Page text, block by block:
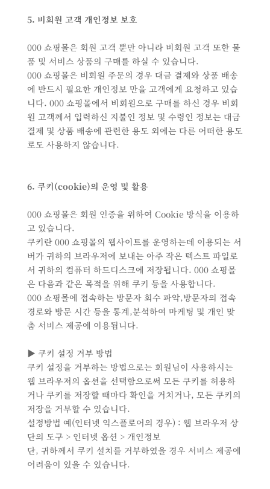
5. 비회원 고객 개인정보 보호
000 쇼핑몰은 회원 고객 뿐만 아니라 비회원 고객 또한 물
품 및 서비스 상품의 구매를 하실 수 있습니다.
000 쇼핑몰은 비회원 주문의 경우 대금 결제와 상품 배송
에 반드시 필요한 개인정보 만을 고객에게 요청하고 있습
니다. 000 쇼핑몰에서 비회원으로 구매를 하신 경우 비회
원 고객께서 입력하신 지불인 정보 및 수령인 정보는 대금
결제 및 상품 배송에 관련한 용도 외에는 다른 어떠한 용도
로도 사용하지 않습니다.
6. 쿠키(cookie)의 운영 및 활용
000 쇼핑몰은 회원 인증을 위하여 Cookie 방식을 이용하
고 있습니다.
쿠키란 000 쇼핑몰의 웹사이트를 운영하는데 이용되는 서
버가 귀하의 브라우저에 보내는 아주 작은 텍스트 파일로
서 귀하의 컴퓨터 하드디스크에 저장됩니다. 000 쇼핑몰
은 다음과 같은 목적을 위해 쿠키 등을 사용합니다.
000 쇼핑몰에 접속하는 방문자 회수 파악,방문자의 접속
경로와 방문 시간 등을 통계,분석하여 마케팅 및 개인 맞
춤 서비스 제공에 이용됩니다.
▶ 쿠키 설정 거부 방법
쿠키 설정을 거부하는 방법으로는 회원님이 사용하시는
웹 브라우저의 옵션을 선택함으로써 모든 쿠키를 허용하
거나 쿠키를 저장할 때마다 확인을 거치거나, 모든 쿠키의
저장을 거부할 수 있습니다.
설정방법 예(인터넷 익스플로어의 경우) : 웹 브라우저 상
단의 도구 > 인터넷 옵션 > 개인정보
단, 귀하께서 쿠키 설치를 거부하였을 경우 서비스 제공에
어려움이 있을 수 있습니다.